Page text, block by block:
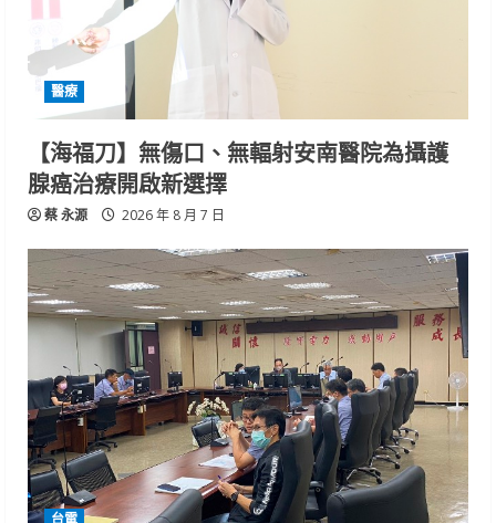
醫療
【海福刀】無傷口、無輻射安南醫院為攝護
腺癌治療開啟新選擇
蔡 永源 2026 年 8 月 7 日
台電